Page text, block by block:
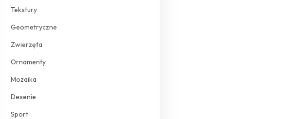
Tekstury
Geometryczne
Zwierzęta
Ornamenty
Mozaika
Desenie
Sport